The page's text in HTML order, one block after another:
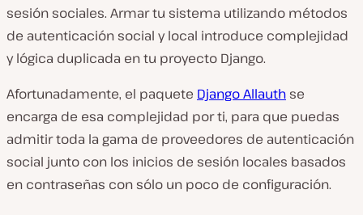
sesión sociales. Armar tu sistema utilizando métodos
de autenticación social y local introduce complejidad
y lógica duplicada en tu proyecto Django.
Afortunadamente, el paquete Django Allauth se
encarga de esa complejidad por ti, para que puedas
admitir toda la gama de proveedores de autenticación
social junto con los inicios de sesión locales basados
en contraseñas con sólo un poco de configuración.